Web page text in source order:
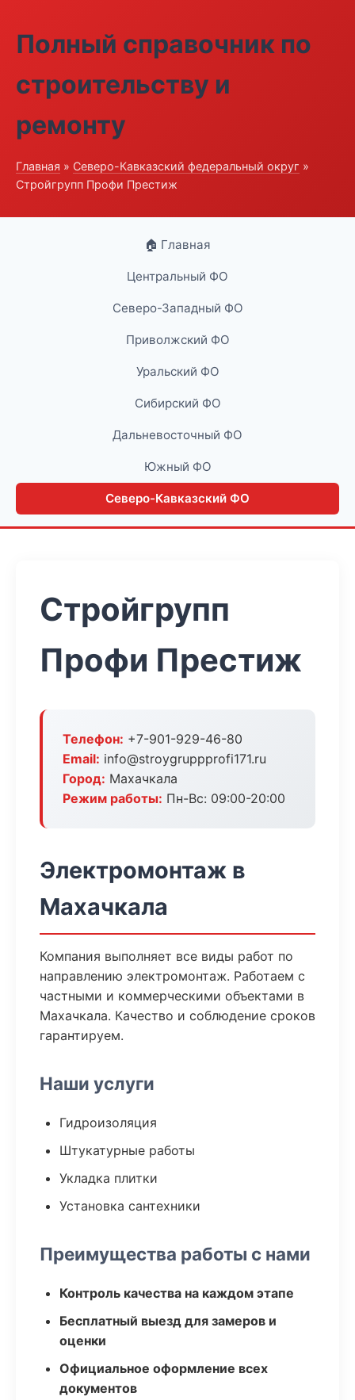
Полный справочник по
строительству и
ремонту
Главная » Северо-Кавказский федеральный округ »
Стройгрупп Профи Престиж
🏠 Главная
Центральный ФО
Северо-Западный ФО
Приволжский ФО
Уральский ФО
Сибирский ФО
Дальневосточный ФО
Южный ФО
Северо-Кавказский ФО
Стройгрупп
Профи Престиж
Телефон: +7-901-929-46-80
Email: info@stroygruppprofi171.ru
Город: Махачкала
Режим работы: Пн-Вс: 09:00-20:00
Электромонтаж в
Махачкала
Компания выполняет все виды работ по
направлению электромонтаж. Работаем с
частными и коммерческими объектами в
Махачкала. Качество и соблюдение сроков
гарантируем.
Наши услуги
Гидроизоляция
Штукатурные работы
Укладка плитки
Установка сантехники
Преимущества работы с нами
Контроль качества на каждом этапе
Бесплатный выезд для замеров и
оценки
Официальное оформление всех
документов